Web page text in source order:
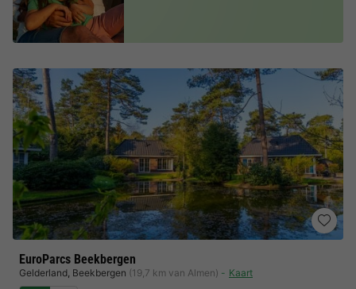
EuroParcs Beekbergen
Gelderland, Beekbergen (19,7 km van Almen) Kaart